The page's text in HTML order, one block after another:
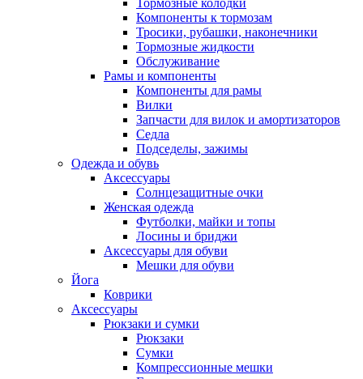
Тормозные колодки
Компоненты к тормозам
Тросики, рубашки, наконечники
Тормозные жидкости
Обслуживание
Рамы и компоненты
Компоненты для рамы
Вилки
Запчасти для вилок и амортизаторов
Седла
Подседелы, зажимы
Одежда и обувь
Аксессуары
Солнцезащитные очки
Женская одежда
Футболки, майки и топы
Лосины и бриджи
Аксессуары для обуви
Мешки для обуви
Йога
Коврики
Аксессуары
Рюкзаки и сумки
Рюкзаки
Сумки
Компрессионные мешки